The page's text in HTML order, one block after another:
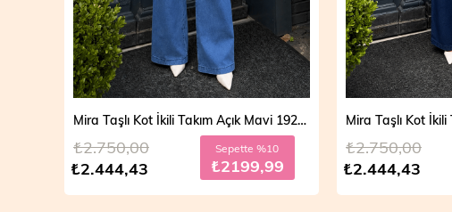
Mira Taşlı Kot İkili Takım Koyu Mavi 19286
₺2.444,43
₺2.750,00 Sepette %10
₺2199,99 ₺2.499,99
₺2.700,00